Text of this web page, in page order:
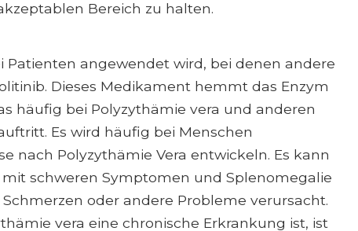
Bereich zu halten.
Patienten angewendet wird, bei denen andere
Dieses Medikament hemmt das Enzym
häufig bei Polyzythämie vera und anderen
Es wird häufig bei Menschen
nach Polyzythämie Vera entwickeln. Es kann
schweren Symptomen und Splenomegalie
oder andere Probleme verursacht.
vera eine chronische Erkrankung ist, ist